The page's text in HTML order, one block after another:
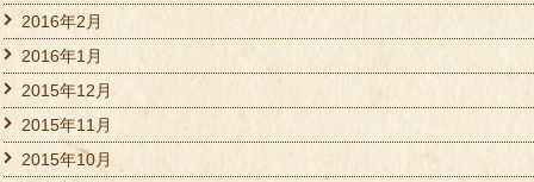
2016年2月
2016年1月
2015年12月
2015年11月
2015年10月